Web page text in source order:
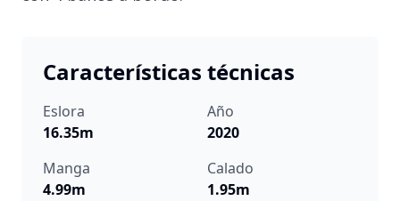
Características técnicas
Eslora
16.35m
Año
2020
Manga
4.99m
Calado
1.95m